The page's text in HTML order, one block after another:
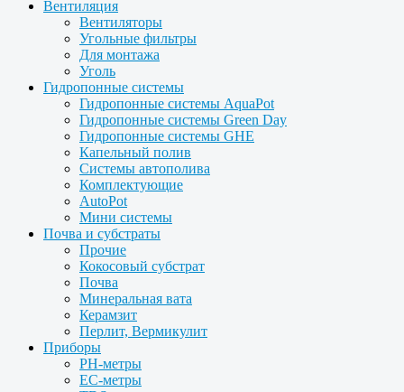
Вентиляция
Вентиляторы
Угольные фильтры
Для монтажа
Уголь
Гидропонные системы
Гидропонные системы AquaPot
Гидропонные системы Green Day
Гидропонные системы GHE
Капельный полив
Системы автополива
Комплектующие
AutoPot
Мини системы
Почва и субстраты
Прочие
Кокосовый субстрат
Почва
Минеральная вата
Керамзит
Перлит, Вермикулит
Приборы
PH-метры
EC-метры